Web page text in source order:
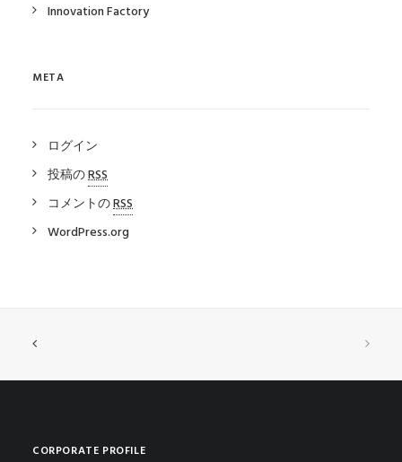
Innovation Factory
META
ログイン
投稿のRSS
コメントのRSS
WordPress.org
CORPORATE PROFILE